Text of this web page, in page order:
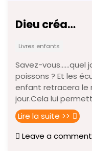
Dieu créa…
Livres enfants
Savez-vous……quel
poissons ? Et les
enfant retracera le
jour.Cela lui
Lire la suite >>
Leave a comment